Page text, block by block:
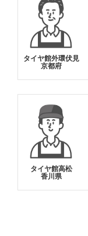
タイヤ館外環伏見
京都府
タイヤ館高松
香川県